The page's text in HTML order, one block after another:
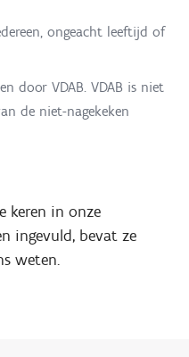
ongeacht leeftijd of
door VDAB. VDAB is niet
de niet-nagekeken
keren in onze
ingevuld, bevat ze
weten.